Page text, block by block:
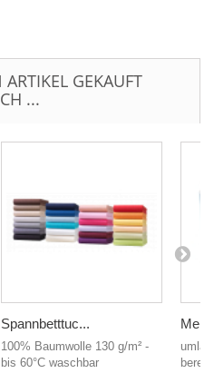
GEKAUFT
...
Spannbetttuc...
100% Baumwolle 130 g/m² -
bis 60°C waschbar